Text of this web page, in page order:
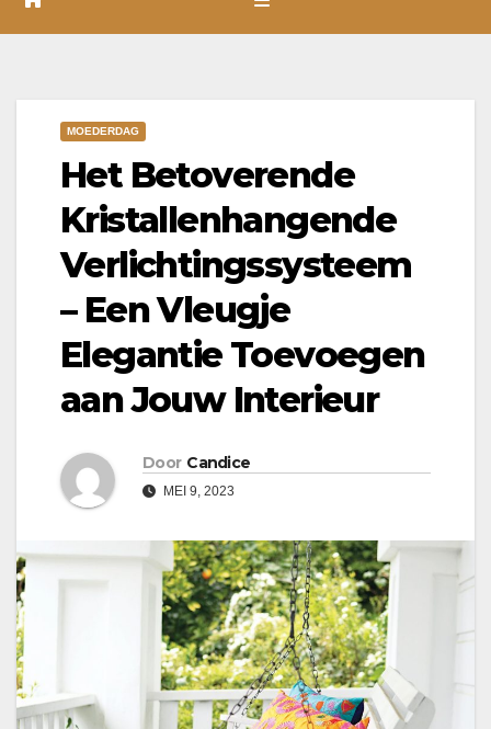
MOEDERDAG
Het Betoverende
Kristallenhangende
Verlichtingssysteem
– Een Vleugje
Elegantie Toevoegen
aan Jouw Interieur
Door Candice
MEI 9, 2023